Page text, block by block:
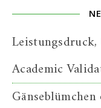
Academic